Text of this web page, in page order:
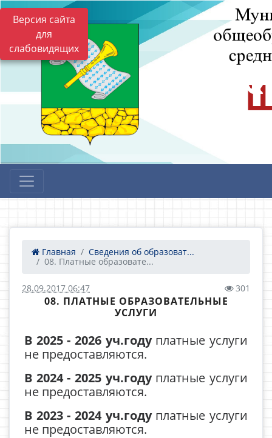
Версия сайта
для
слабовидящих
Главная
Сведения об образоват...
08. Платные образовате...
28.09.2017 06:47 301
08. ПЛАТНЫЕ ОБРАЗОВАТЕЛЬНЫЕ
УСЛУГИ
В 2025 - 2026 уч.годуплатные услуги
не предоставляются.
В 2024 - 2025 уч.годуплатные услуги
не предоставляются.
В 2023 - 2024 уч.годуплатные услуги
не предоставляются.